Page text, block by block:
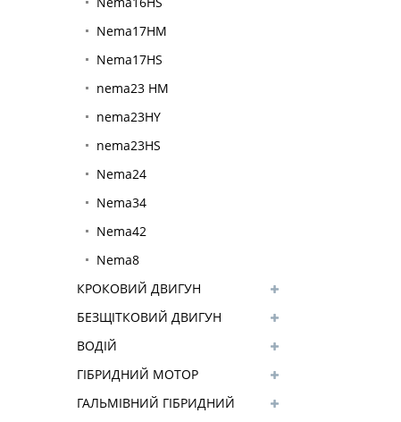
Nema17HM
Nema17HS
nema23 HM
nema23HY
nema23HS
Nema24
Nema34
Nema42
Nema8
КРОКОВИЙ ДВИГУН
ЗАМКНУТОГО КОНТУРУ
БЕЗЩІТКОВИЙ ДВИГУН
ВОДІЙ
ГІБРИДНИЙ МОТОР
КОРОБКИ ПЕРЕДАЧ
ГАЛЬМІВНИЙ ГІБРИДНИЙ